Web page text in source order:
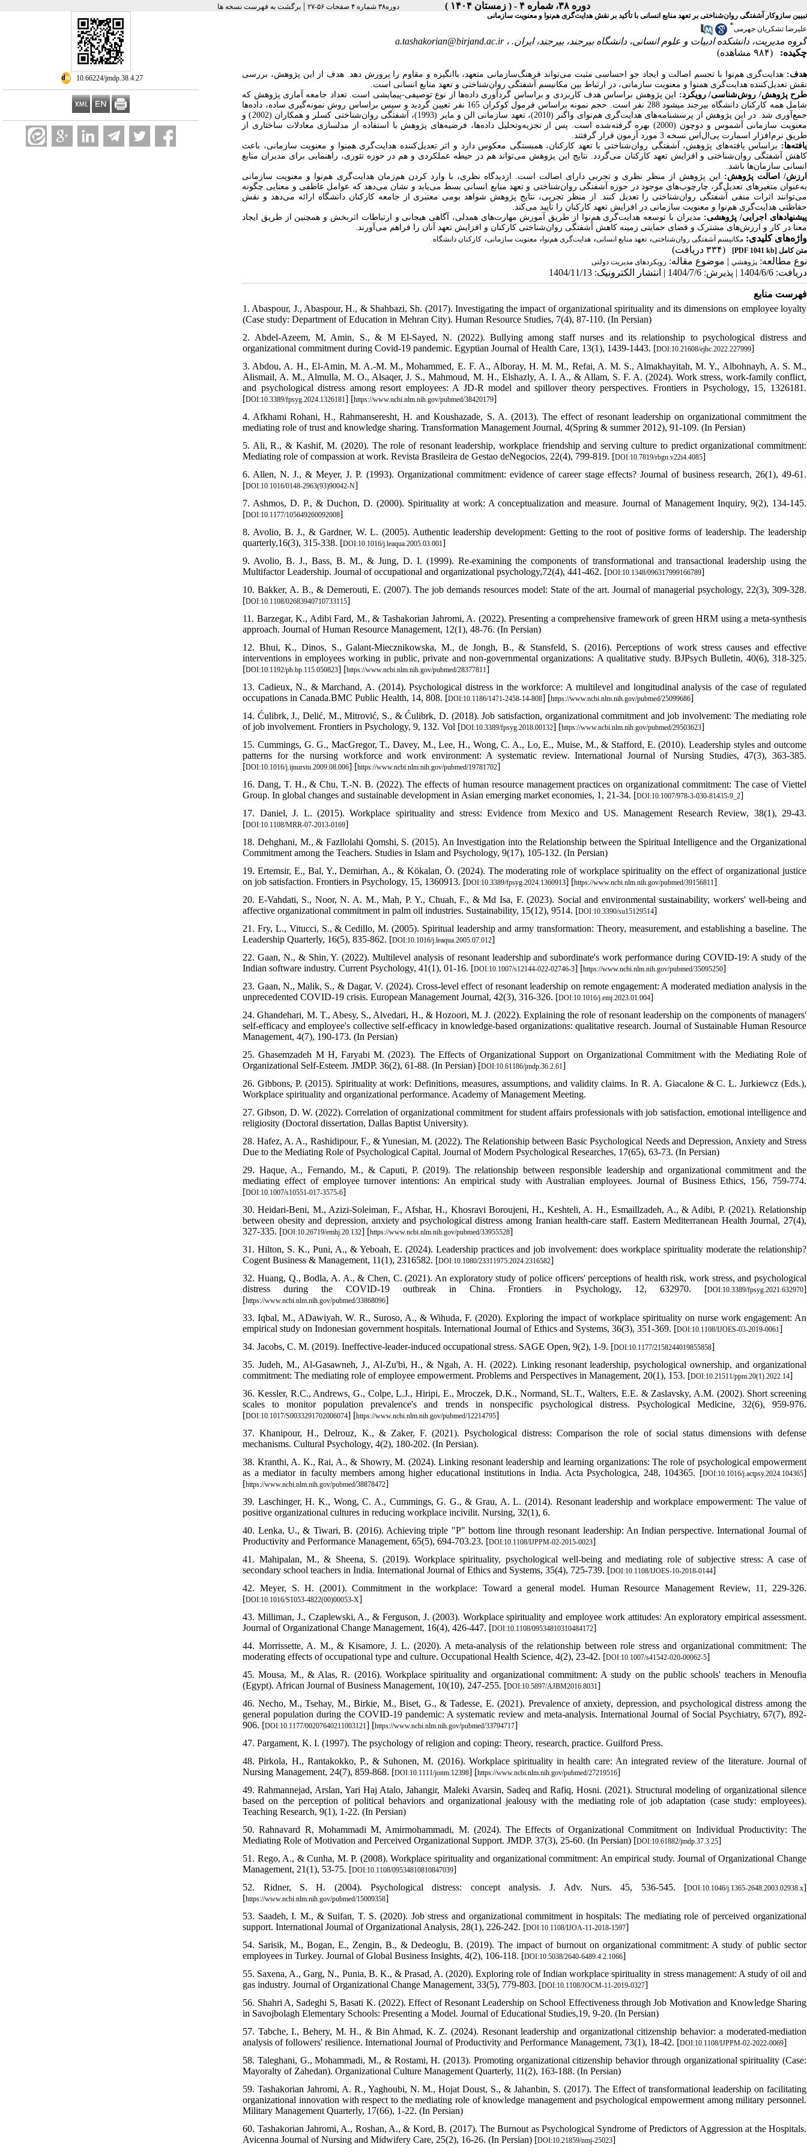
دوره ۳۸، شماره ۴ - ( زمستان ۱۴۰۴ ) دوره۳۸ شماره ۴ صفحات ۵۶-۲۷ |برگشت به فهرست نسخه ها
‎ 10.66224/jmdp.38.4.27
تبیین سازوکار آشفتگی روان‌شناختی بر تعهد منابع انسانی با تأکید بر نقش هدایت‌گری هم‌نوا و معنویت سازمانی
علیرضا تشکریان جهرمی*
گروه مدیریت، دانشکده ادبیات و علوم انسانی، دانشگاه بیرجند، بیرجند، ایران. ،a.tashakorian@birjand.ac.ir
چکیده:
(۹۸۴ مشاهده)
هدف: هدایت‌گری هم‌نوا با تجسم اصالت و ایجاد جو احساسی مثبت می‌تواند فرهنگ‌سازمانی متعهد، باانگیزه و مقاوم را پرورش دهد. هدف از این پژوهش، بررسی
نقش تعدیل‌­کننده هدایت‌گری هم­نوا و معنویت سازمانی، در ارتباط بین مکانیسم آشفتگی روان‌شناختی و تعهد منابع انسانی است.
طرح پژوهش/ روش‌‏شناسی/ رویکرد: این پژوهش براساس هدف کاربردی و براساس گردآوری داده‌­ها از نوع توصیفی-پیمایشی است. تعداد جامعه آماری پژوهش که
شامل همه کارکنان دانشگاه بیرجند می­شود 288 نفر است. حجم نمونه براساس فرمول کوکران 165 نفر تعیین گردید و سپس براساس روش نمونه­‌گیری ساده، داده­‌ها
جمع‌­آوری شد. در این پژوهش از پرسشنامه‌های هدایت‌گری هم‌نوای واگنر (2010)، تعهد سازمانی الن و مایر (1993)، آشفتگی روان‌شناختی کسلر و همکاران (2002) و
معنویت سازمانی آشموس و دوچون (2000) بهره گرفته‌­شده است. پس از تجزیه‌­و­تحلیل داده‌­ها، فرضیه­‌های پژوهش با استفاده از مدل­سازی معادلات ساختاری از
طریق نرم‌­افزار اسمارت پی‌‌ال‌اس نسخه 3 مورد آزمون قرار گرفتند.
یافته­‌ها: براساس یافته‌­های پژوهش، آشفتگی روان‌شناختی با تعهد کارکنان، همبستگی معکوس دارد و اثر تعدیل‌کننده هدایت‌گری هم­نوا و معنویت سازمانی، باعث
کاهش آشفتگی روان‌شناختی و افزایش تعهد کارکنان می­‌گردد. نتایج این پژوهش می­‌تواند هم در حیطه عملکردی و هم در حوزه تئوری، راهنمایی برای مدیران منابع
انسانی سازمان‌­ها باشد.
ارزش/ اصالت پژوهش: این پژوهش از منظر نظری و تجربی دارای اصالت است. ازدیدگاه نظری، با وارد کردن هم‌زمان هدایت‌گری هم‌نوا و معنویت سازمانی
به‌عنوان متغیرهای تعدیل‌گر، چارچوب‌های موجود در حوزه آشفتگی روان‌شناختی و تعهد منابع انسانی بسط می‌یابد و نشان می‌دهد که عوامل عاطفی و معنایی چگونه
می‌توانند اثرات منفی آشفتگی روان‌شناختی را تعدیل کنند. از منظر تجربی، نتایج پژوهش شواهد بومی معتبری از جامعه کارکنان دانشگاه ارائه می‌دهد و نقش
حفاظتی هدایت‌گری هم‌نوا و معنویت سازمانی در افزایش تعهد کارکنان را تأیید می‌کند.
پیشنهادهای اجرایی/ پژوهشی: مدیران با توسعه هدایت‌گری هم‌نوا از طریق آموزش مهارت‌های همدلی، آگاهی هیجانی و ارتباطات اثربخش و همچنین از طریق ایجاد
معنا در کار و ارزش‌های مشترک و فضای حمایتی زمینه کاهش آشفتگی روان‌شناختی کارکنان و افزایش تعهد آنان را فراهم می‌­آورند.
واژه‌های کلیدی: مکانیسم آشفتگی روان‌شناختی، تعهد منابع انسانی، هدایت‌گری هم‌نوا، معنویت سازمانی، کارکنان دانشگاه.
متن کامل [PDF 1041 kb]
(۳۳۴ دریافت)
نوع مطالعه: پژوهشي | موضوع مقاله: رویکردهای مدیریت دولتی
دریافت: 1404/6/6 | پذیرش: 1404/7/6 | انتشار الکترونیک: 1404/11/13
فهرست منابع
1. Abaspour, J., Abaspour, H., & Shahbazi, Sh. (2017). Investigating the impact of organizational spirituality and its dimensions on employee loyalty
(Case study: Department of Education in Mehran City). Human Resource Studies, 7(4), 87-110. (In Persian)
2. Abdel-Azeem, M, Amin, S., & M El-Sayed, N. (2022). Bullying among staff nurses and its relationship to psychological distress and
organizational commitment during Covid-19 pandemic. Egyptian Journal of Health Care, 13(1), 1439-1443. [DOI:10.21608/ejhc.2022.227999]
3. Abdou, A. H., El-Amin, M. A.-M. M., Mohammed, E. F. A., Alboray, H. M. M., Refai, A. M. S., Almakhayitah, M. Y., Albohnayh, A. S. M.,
Alismail, A. M., Almulla, M. O., Alsaqer, J. S., Mahmoud, M. H., Elshazly, A. I. A., & Allam, S. F. A. (2024). Work stress, work-family conflict,
and psychological distress among resort employees: A JD-R model and spillover theory perspectives. Frontiers in Psychology, 15, 1326181.
[DOI:10.3389/fpsyg.2024.1326181] [https://www.ncbi.nlm.nih.gov/pubmed/38420179]
4. Afkhami Rohani, H., Rahmanseresht, H. and Koushazade, S. A. (2013). The effect of resonant leadership on organizational commitment the
mediating role of trust and knowledge sharing. Transformation Management Journal, 4(Spring & summer 2012), 91-109. (In Persian)
5. Ali, R., & Kashif, M. (2020). The role of resonant leadership, workplace friendship and serving culture to predict organizational commitment:
Mediating role of compassion at work. Revista Brasileira de Gestao deNegocios, 22(4), 799-819. [DOI:10.7819/rbgn.v22i4.4085]
6. Allen, N. J., & Meyer, J. P. (1993). Organizational commitment: evidence of career stage effects? Journal of business research, 26(1), 49-61.
[DOI:10.1016/0148-2963(93)90042-N]
7. Ashmos, D. P., & Duchon, D. (2000). Spirituality at work: A conceptualization and measure. Journal of Management Inquiry, 9(2), 134-145.
[DOI:10.1177/105649260092008]
8. Avolio, B. J., & Gardner, W. L. (2005). Authentic leadership development: Getting to the root of positive forms of leadership. The leadership
quarterly,16(3), 315-338. [DOI:10.1016/j.leaqua.2005.03.001]
9. Avolio, B. J., Bass, B. M., & Jung, D. I. (1999). Re‐examining the components of transformational and transactional leadership using the
Multifactor Leadership. Journal of occupational and organizational psychology,72(4), 441-462. [DOI:10.1348/096317999166789]
10. Bakker, A. B., & Demerouti, E. (2007). The job demands resources model: State of the art. Journal of managerial psychology, 22(3), 309-328.
[DOI:10.1108/02683940710733115]
11. Barzegar, K., Adibi Fard, M., & Tashakorian Jahromi, A. (2022). Presenting a comprehensive framework of green HRM using a meta-synthesis
approach. Journal of Human Resource Management, 12(1), 48-76. (In Persian)
12. Bhui, K., Dinos, S., Galant-Miecznikowska, M., de Jongh, B., & Stansfeld, S. (2016). Perceptions of work stress causes and effective
interventions in employees working in public, private and non-governmental organizations: A qualitative study. BJPsych Bulletin, 40(6), 318-325.
[DOI:10.1192/pb.bp.115.050823] [https://www.ncbi.nlm.nih.gov/pubmed/28377811]
13. Cadieux, N., & Marchand, A. (2014). Psychological distress in the workforce: A multilevel and longitudinal analysis of the case of regulated
occupations in Canada.BMC Public Health, 14, 808. [DOI:10.1186/1471-2458-14-808] [https://www.ncbi.nlm.nih.gov/pubmed/25099686]
14. Ćulibrk, J., Delić, M., Mitrović, S., & Ćulibrk, D. (2018). Job satisfaction, organizational commitment and job involvement: The mediating role
of job involvement. Frontiers in Psychology, 9, 132. Vol [DOI:10.3389/fpsyg.2018.00132] [https://www.ncbi.nlm.nih.gov/pubmed/29503623]
15. Cummings, G. G., MacGregor, T., Davey, M., Lee, H., Wong, C. A., Lo, E., Muise, M., & Stafford, E. (2010). Leadership styles and outcome
patterns for the nursing workforce and work environment: A systematic review. International Journal of Nursing Studies, 47(3), 363-385.
[DOI:10.1016/j.ijnurstu.2009.08.006] [https://www.ncbi.nlm.nih.gov/pubmed/19781702]
16. Dang, T. H., & Chu, T.-N. B. (2022). The effects of human resource management practices on organizational commitment: The case of Viettel
Group. In global changes and sustainable development in Asian emerging market economies, 1, 21-34. [DOI:10.1007/978-3-030-81435-9_2]
17. Daniel, J. L. (2015). Workplace spirituality and stress: Evidence from Mexico and US. Management Research Review, 38(1), 29-43.
[DOI:10.1108/MRR-07-2013-0169]
18. Dehghani, M., & Fazllolahi Qomshi, S. (2015). An Investigation into the Relationship between the Spiritual Intelligence and the Organizational
Commitment among the Teachers. Studies in Islam and Psychology, 9(17), 105-132. (In Persian)
19. Ertemsir, E., Bal, Y., Demirhan, A., & Kökalan, Ö. (2024). The moderating role of workplace spirituality on the effect of organizational justice
on job satisfaction. Frontiers in Psychology, 15, 1360913. [DOI:10.3389/fpsyg.2024.1360913] [https://www.ncbi.nlm.nih.gov/pubmed/39156811]
20. E-Vahdati, S., Noor, N. A. M., Mah, P. Y., Chuah, F., & Md Isa, F. (2023). Social and environmental sustainability, workers' well-being and
affective organizational commitment in palm oil industries. Sustainability, 15(12), 9514. [DOI:10.3390/su15129514]
21. Fry, L., Vitucci, S., & Cedillo, M. (2005). Spiritual leadership and army transformation: Theory, measurement, and establishing a baseline. The
Leadership Quarterly, 16(5), 835-862. [DOI:10.1016/j.leaqua.2005.07.012]
22. Gaan, N., & Shin, Y. (2022). Multilevel analysis of resonant leadership and subordinate's work performance during COVID-19: A study of the
Indian software industry. Current Psychology, 41(1), 01-16. [DOI:10.1007/s12144-022-02746-3] [https://www.ncbi.nlm.nih.gov/pubmed/35095250]
23. Gaan, N., Malik, S., & Dagar, V. (2024). Cross-level effect of resonant leadership on remote engagement: A moderated mediation analysis in the
unprecedented COVID-19 crisis. European Management Journal, 42(3), 316-326. [DOI:10.1016/j.emj.2023.01.004]
24. Ghandehari, M. T., Abesy, S., Alvedari, H., & Hozoori, M. J. (2022). Explaining the role of resonant leadership on the components of managers'
self-efficacy and employee's collective self-efficacy in knowledge-based organizations: qualitative research. Journal of Sustainable Human Resource
Management, 4(7), 190-173. (In Persian)
25. Ghasemzadeh M H, Faryabi M. (2023). The Effects of Organizational Support on Organizational Commitment with the Mediating Role of
Organizational Self-Esteem. JMDP. 36(2), 61-88. (In Persian) [DOI:10.61186/jmdp.36.2.61]
26. Gibbons, P. (2015). Spirituality at work: Definitions, measures, assumptions, and validity claims. In R. A. Giacalone & C. L. Jurkiewcz (Eds.),
Workplace spirituality and organizational performance. Academy of Management Meeting.
27. Gibson, D. W. (2022). Correlation of organizational commitment for student affairs professionals with job satisfaction, emotional intelligence and
religiosity (Doctoral dissertation, Dallas Baptist University).
28. Hafez, A. A., Rashidipour, F., & Yunesian, M. (2022). The Relationship between Basic Psychological Needs and Depression, Anxiety and Stress
Due to the Mediating Role of Psychological Capital. Journal of Modern Psychological Researches, 17(65), 63-73. (In Persian)
29. Haque, A., Fernando, M., & Caputi, P. (2019). The relationship between responsible leadership and organizational commitment and the
mediating effect of employee turnover intentions: An empirical study with Australian employees. Journal of Business Ethics, 156, 759-774.
[DOI:10.1007/s10551-017-3575-6]
30. Heidari-Beni, M., Azizi-Soleiman, F., Afshar, H., Khosravi Boroujeni, H., Keshteli, A. H., Esmaillzadeh, A., & Adibi, P. (2021). Relationship
between obesity and depression, anxiety and psychological distress among Iranian health-care staff. Eastern Mediterranean Health Journal, 27(4),
327-335. [DOI:10.26719/emhj.20.132] [https://www.ncbi.nlm.nih.gov/pubmed/33955528]
31. Hilton, S. K., Puni, A., & Yeboah, E. (2024). Leadership practices and job involvement: does workplace spirituality moderate the relationship?
Cogent Business & Management, 11(1), 2316582. [DOI:10.1080/23311975.2024.2316582]
32. Huang, Q., Bodla, A. A., & Chen, C. (2021). An exploratory study of police officers' perceptions of health risk, work stress, and psychological
distress during the COVID-19 outbreak in China. Frontiers in Psychology, 12, 632970. [DOI:10.3389/fpsyg.2021.632970]
[https://www.ncbi.nlm.nih.gov/pubmed/33868096]
33. Iqbal, M., ADawiyah, W. R., Suroso, A., & Wihuda, F. (2020). Exploring the impact of workplace spirituality on nurse work engagement: An
empirical study on Indonesian government hospitals. International Journal of Ethics and Systems, 36(3), 351-369. [DOI:10.1108/IJOES-03-2019-0061]
34. Jacobs, C. M. (2019). Ineffective-leader-induced occupational stress. SAGE Open, 9(2), 1-9. [DOI:10.1177/2158244019855858]
35. Judeh, M., Al-Gasawneh, J., Al-Zu'bi, H., & Ngah, A. H. (2022). Linking resonant leadership, psychological ownership, and organizational
commitment: The mediating role of employee empowerment. Problems and Perspectives in Management, 20(1), 153. [DOI:10.21511/ppm.20(1).2022.14]
36. Kessler, R.C., Andrews, G., Colpe, L.J., Hiripi, E., Mroczek, D.K., Normand, SL.T., Walters, E.E. & Zaslavsky, A.M. (2002). Short screening
scales to monitor population prevalence's and trends in nonspecific psychological distress. Psychological Medicine, 32(6), 959-976.
[DOI:10.1017/S0033291702006074] [https://www.ncbi.nlm.nih.gov/pubmed/12214795]
37. Khanipour, H., Delrouz, K., & Zaker, F. (2021). Psychological distress: Comparison the role of social status dimensions with defense
mechanisms. Cultural Psychology, 4(2), 180-202. (In Persian).
38. Kranthi, A. K., Rai, A., & Showry, M. (2024). Linking resonant leadership and learning organizations: The role of psychological empowerment
as a mediator in faculty members among higher educational institutions in India. Acta Psychologica, 248, 104365. [DOI:10.1016/j.actpsy.2024.104365]
[https://www.ncbi.nlm.nih.gov/pubmed/38878472]
39. Laschinger, H. K., Wong, C. A., Cummings, G. G., & Grau, A. L. (2014). Resonant leadership and workplace empowerment: The value of
positive organizational cultures in reducing workplace incivilit. Nursing, 32(1), 6.
40. Lenka, U., & Tiwari, B. (2016). Achieving triple "P" bottom line through resonant leadership: An Indian perspective. International Journal of
Productivity and Performance Management, 65(5), 694-703.23. [DOI:10.1108/IJPPM-02-2015-0023]
41. Mahipalan, M., & Sheena, S. (2019). Workplace spirituality, psychological well-being and mediating role of subjective stress: A case of
secondary school teachers in India. International Journal of Ethics and Systems, 35(4), 725-739. [DOI:10.1108/IJOES-10-2018-0144]
42. Meyer, S. H. (2001). Commitment in the workplace: Toward a general model. Human Resource Management Review, 11, 229-326.
[DOI:10.1016/S1053-4822(00)00053-X]
43. Milliman, J., Czaplewski, A., & Ferguson, J. (2003). Workplace spirituality and employee work attitudes: An exploratory empirical assessment.
Journal of Organizational Change Management, 16(4), 426-447. [DOI:10.1108/09534810310484172]
44. Morrissette, A. M., & Kisamore, J. L. (2020). A meta-analysis of the relationship between role stress and organizational commitment: The
moderating effects of occupational type and culture. Occupational Health Science, 4(2), 23-42. [DOI:10.1007/s41542-020-00062-5]
45. Mousa, M., & Alas, R. (2016). Workplace spirituality and organizational commitment: A study on the public schools' teachers in Menoufia
(Egypt). African Journal of Business Management, 10(10), 247-255. [DOI:10.5897/AJBM2016.8031]
46. Necho, M., Tsehay, M., Birkie, M., Biset, G., & Tadesse, E. (2021). Prevalence of anxiety, depression, and psychological distress among the
general population during the COVID-19 pandemic: A systematic review and meta-analysis. International Journal of Social Psychiatry, 67(7), 892-
906. [DOI:10.1177/00207640211003121] [https://www.ncbi.nlm.nih.gov/pubmed/33794717]
47. Pargament, K. I. (1997). The psychology of religion and coping: Theory, research, practice. Guilford Press.
48. Pirkola, H., Rantakokko, P., & Suhonen, M. (2016). Workplace spirituality in health care: An integrated review of the literature. Journal of
Nursing Management, 24(7), 859-868. [DOI:10.1111/jonm.12398] [https://www.ncbi.nlm.nih.gov/pubmed/27219516]
49. Rahmannejad, Arslan, Yari Haj Atalo, Jahangir, Maleki Avarsin, Sadeq and Rafiq, Hosni. (2021). Structural modeling of organizational silence
based on the perception of political behaviors and organizational jealousy with the mediating role of job adaptation (case study: employees).
Teaching Research, 9(1), 1-22. (In Persian)
50. Rahnavard R, Mohammadi M, Amirmohammadi, M. (2024). The Effects of Organizational Commitment on Individual Productivity: The
Mediating Role of Motivation and Perceived Organizational Support. JMDP. 37(3), 25-60. (In Persian) [DOI:10.61882/jmdp.37.3.25]
51. Rego, A., & Cunha, M. P. (2008). Workplace spirituality and organizational commitment: An empirical study. Journal of Organizational Change
Management, 21(1), 53-75. [DOI:10.1108/09534810810847039]
52. Ridner, S. H. (2004). Psychological distress: concept analysis. J. Adv. Nurs. 45, 536-545. [DOI:10.1046/j.1365-2648.2003.02938.x]
[https://www.ncbi.nlm.nih.gov/pubmed/15009358]
53. Saadeh, I. M., & Suifan, T. S. (2020). Job stress and organizational commitment in hospitals: The mediating role of perceived organizational
support. International Journal of Organizational Analysis, 28(1), 226-242. [DOI:10.1108/IJOA-11-2018-1597]
54. Sarisik, M., Bogan, E., Zengin, B., & Dedeoglu, B. (2019). The impact of burnout on organizational commitment: A study of public sector
employees in Turkey. Journal of Global Business Insights, 4(2), 106-118. [DOI:10.5038/2640-6489.4.2.1066]
55. Saxena, A., Garg, N., Punia, B. K., & Prasad, A. (2020). Exploring role of Indian workplace spirituality in stress management: A study of oil and
gas industry. Journal of Organizational Change Management, 33(5), 779-803. [DOI:10.1108/JOCM-11-2019-0327]
56. Shahri A, Sadeghi S, Basati K. (2022). Effect of Resonant Leadership on School Effectiveness through Job Motivation and Knowledge Sharing
in Savojbolagh Elementary Schools: Presenting a Model. Journal of Educational Studies,19, 9-20. (In Persian)
57. Tabche, I., Behery, M. H., & Bin Ahmad, K. Z. (2024). Resonant leadership and organizational citizenship behavior: a moderated-mediation
analysis of followers' resilience. International Journal of Productivity and Performance Management, 73(1), 18-42. [DOI:10.1108/IJPPM-02-2022-0069]
58. Taleghani, G., Mohammadi, M., & Rostami, H. (2013). Promoting organizational citizenship behavior through organizational spirituality (Case:
Mayoralty of Zahedan). Organizational Culture Management Quarterly, 11(2), 163-188. (In Persian)
59. Tashakorian Jahromi, A. R., Yaghoubi, N. M., Hojat Doust, S., & Jahanbin, S. (2017). The Effect of transformational leadership on facilitating
organizational innovation with respect to the mediating role of knowledge management and psychological empowerment among military personnel.
Military Management Quarterly, 17(66), 1-22. (In Persian)
60. Tashakorian Jahromi, A., Roshan, A., & Kord, B. (2017). The Burnout as Psychological Syndrome of Predictors of Aggression at the Hospitals.
Avicenna Journal of Nursing and Midwifery Care, 25(2), 16-26. (In Persian) [DOI:10.21859/nmj-25023]